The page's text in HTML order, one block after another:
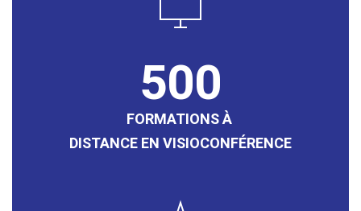
500
FORMATIONS À
DISTANCE EN VISIOCONFÉRENCE